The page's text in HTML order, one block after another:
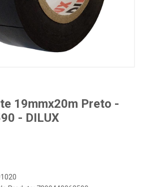
19mmx20m Preto -
- DILUX